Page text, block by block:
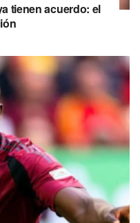
tienen acuerdo: el